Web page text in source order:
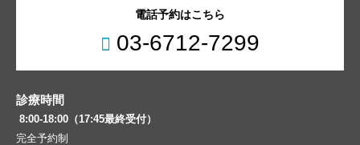
電話予約はこちら
03-6712-7299
診療時間
8:00-18:00（17:45最終受付）
完全予約制